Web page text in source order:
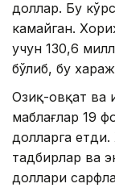
доллар. Бу
камайган.
учун 130,6
бўлиб, бу
Озиқ-овқат ва
маблағлар 19
долларга
тадбирлар ва
доллари